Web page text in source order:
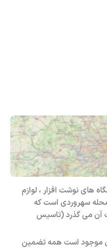
های نوشت افزار ، لوازم
سهروردی است که
قدمت آن می گذرد (تاسیس
موجود است همه تضمین